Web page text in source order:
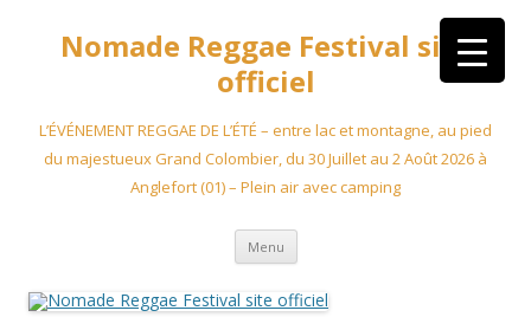
contenuNomade Reggae Festival site
officiel
L’ÉVÉNEMENT REGGAE DE L’ÉTÉ – entre lac et montagne, au pied
du majestueux Grand Colombier, du 30 Juillet au 2 Août 2026 à
Anglefort (01) – Plein air avec camping
Menu